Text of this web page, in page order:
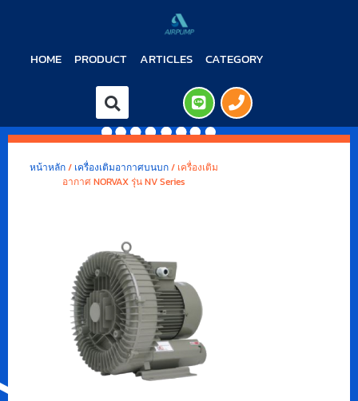
HOME PRODUCT ARTICLES CATEGORY
หน้าหลัก/ เครื่องเติมอากาศบนบก/ เครื่องเติม
อากาศ NORVAX รุ่น NV Series